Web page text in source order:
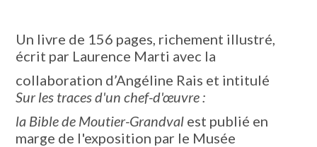
Un livre de 156 pages, richement illustré,
écrit par Laurence Marti avec la
collaboration d’Angéline Rais et intitulé
Sur les traces d'un chef-d'œuvre :
la Bible de Moutier-Grandval est publié en
marge de l'exposition par le Musée